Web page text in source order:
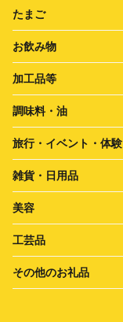
たまご
お飲み物
加工品等
調味料・油
旅行・イベント・体験
雑貨・日用品
美容
工芸品
その他のお礼品